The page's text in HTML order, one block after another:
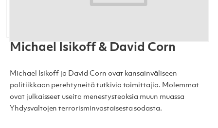
Michael Isikoff & David Corn
Michael Isikoff ja David Corn ovat kansainväliseen
politiikkaan perehtyneitä tutkivia toimittajia. Molemmat
ovat julkaisseet useita menestysteoksia muun muassa
Yhdysvaltojen terrorisminvastaisesta sodasta.